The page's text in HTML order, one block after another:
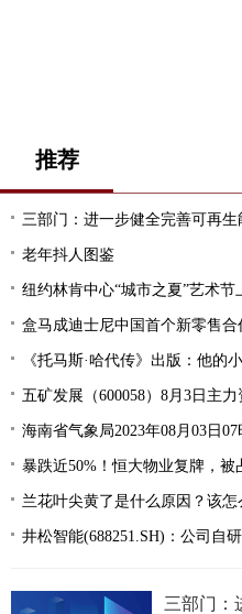
推荐
三部门：进一步健全完善可再生能源绿色电
老年抖人图鉴
纽约林肯中心“城市之夏”艺术节
盒马成迪士尼中国首个新零售
《托马斯·哈代传》出版：他的
五矿发展（600058）8月3日主
海南省气象局2023年08月03日
暴跌近50%！恒大物业复牌，被占用134亿
兰花叶尖黄了是什么原因？该怎
井松智能(688251.SH)：公司自
三部门：